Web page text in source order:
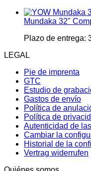
Mundaka 32"
Plazo de entrega:
LEGAL
Pie de imprenta
GTC
Estudio de
Gastos de envío
Política de
Política de
Autenticidad de
Cambiar la
Historial de la
Vertrag widerrufen